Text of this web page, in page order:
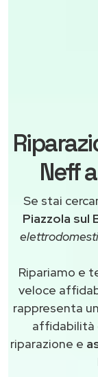
Neff
Se stai
Piazzola sul
Ripariamo e
veloce
rappresenta
affidabilità
riparazione e